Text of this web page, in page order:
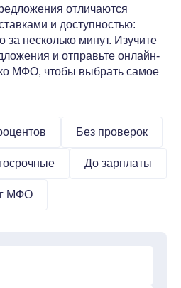
отличаются
и доступностью:
несколько минут. Изучите
и отправьте онлайн-
МФО, чтобы выбрать самое
Без проверок
До зарплаты
МФО